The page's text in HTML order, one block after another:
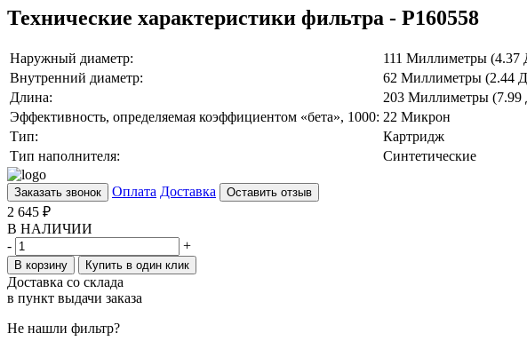
Технические характеристики фильтра - P160558
Наружный диаметр:
111 Миллиметры
Внутренний диаметр:
62 Миллиметры (2.44
Длина:
203 Миллиметры
Эффективность, определяемая коэффициентом «бета», 1000: 22 Микрон
Тип:
Картридж
Тип наполнителя:
Синтетические
Заказать звонок Оплата Доставка Оставить отзыв
2 645 ₽
В НАЛИЧИИ
-
+
В корзину Купить в один клик
Доставка со склада
в пункт выдачи заказа
Не нашли фильтр?